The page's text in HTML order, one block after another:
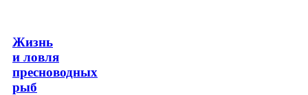
Жизнь
и ловля
пресноводных
рыб